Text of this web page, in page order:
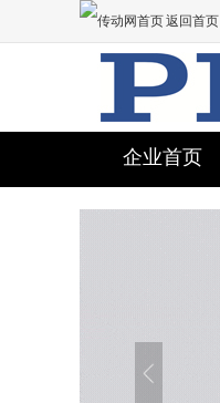
返回首页
注册
企业首页